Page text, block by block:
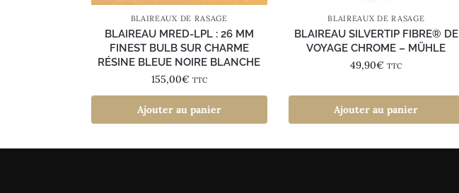
BLAIREAUX DE RASAGE
BLAIREAU MRED-LPL : 26 MM
FINEST BULB SUR CHARME
RÉSINE BLEUE NOIRE BLANCHE
155,00€ TTC
Ajouter au panier
BLAIREAUX DE RASAGE
BLAIREAU SILVERTIP FIBRE® DE
VOYAGE CHROME – MÜHLE
49,90€ TTC
Ajouter au panier